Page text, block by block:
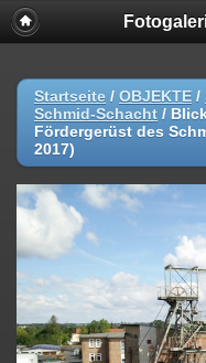
Startseite / OBJEKTE /
Schmid-Schacht /
Fördergerüst des
2017)